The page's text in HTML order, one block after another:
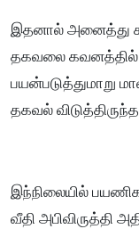
இதனால் அனைத்து
தகவலை
பயன்படுத்துமாறு
தகவல்
இந்நிலையில்
வீதி அபிவிருத்தி